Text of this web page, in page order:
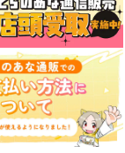
妖怪王きゅん学園 1
白泉社
759円（税込）